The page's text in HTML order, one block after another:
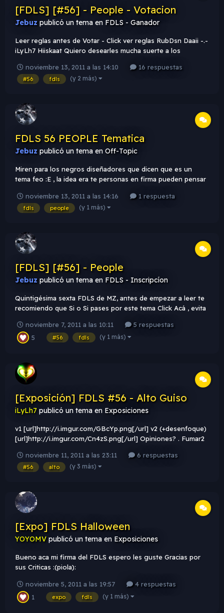
[FDLS] [#56] - People - Votacion
Jebuz publicó un tema en FDLS - Ganador
Leer reglas antes de Votar - Click ver reglas RubDsn Daaii -.-
iLyLh7 Hiiskaat Quiero desearles mucha suerte a los
noviembre 13, 2011 a las 14:10
16 respuestas
#56 fdls (y 2 más)
FDLS 56 PEOPLE Tematica
Jebuz publicó un tema en Off-Topic
Miren para los negros diseñadores que dicen que es un
tema feo :E , la idea era te personas en firma pueden pensar
mucha gente . O vectores de gente en fiesta como esto "
http://image.shutterstock.com/display_pic_with_logo/195/1
noviembre 13, 2011 a las 14:16 1 respuesta
fdls people (y 1 más)
[FDLS] [#56] - People
Jebuz publicó un tema en FDLS - Inscripcíon
Quintigésima sexta FDLS de MZ, antes de empezar a leer te
recomiendo que Si o Si pases por este tema Click Acá , evita
People : People significa Personas , es decir que el tema
consiste en exponer gente humana ya sea hombre o mujer.
noviembre 7, 2011 a las 10:11
5 respuestas
5
#56 fdls (y 1 más)
[Exposición] FDLS #56 - Alto Guiso
iLyLh7 publicó un tema en Exposiciones
v1 [url]http://i.imgur.com/GBcYp.png[/url] v2 (+desenfoque)
[url]http://i.imgur.com/Cn4zS.png[/url] Opiniones? . Fumar2
noviembre 11, 2011 a las 23:11 6 respuestas
#56 alto (y 3 más)
[Expo] FDLS Halloween
YOYOMV publicó un tema en Exposiciones
Bueno aca mi firma del FDLS espero les guste Gracias por
sus Criticas :(piola):
noviembre 5, 2011 a las 19:57
4 respuestas
1
expo fdls (y 1 más)